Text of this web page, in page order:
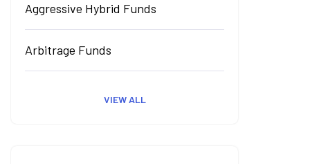
Aggressive Hybrid Funds
Arbitrage Funds
VIEW ALL